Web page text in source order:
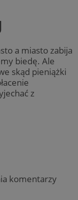
a miasto zabija
biedę. Ale
skąd pieniążki
z
komentarzy